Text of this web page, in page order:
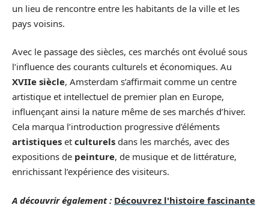
un lieu de rencontre entre les habitants de la ville et les
pays voisins.
Avec le passage des siècles, ces marchés ont évolué sous
l’influence des courants culturels et économiques. Au
XVIIe siècle, Amsterdam s’affirmait comme un centre
artistique et intellectuel de premier plan en Europe,
influençant ainsi la nature même de ses marchés d’hiver.
Cela marqua l’introduction progressive d’éléments
artistiques et culturels dans les marchés, avec des
expositions de peinture, de musique et de littérature,
enrichissant l’expérience des visiteurs.
A découvrir également : Découvrez l'histoire fascinante